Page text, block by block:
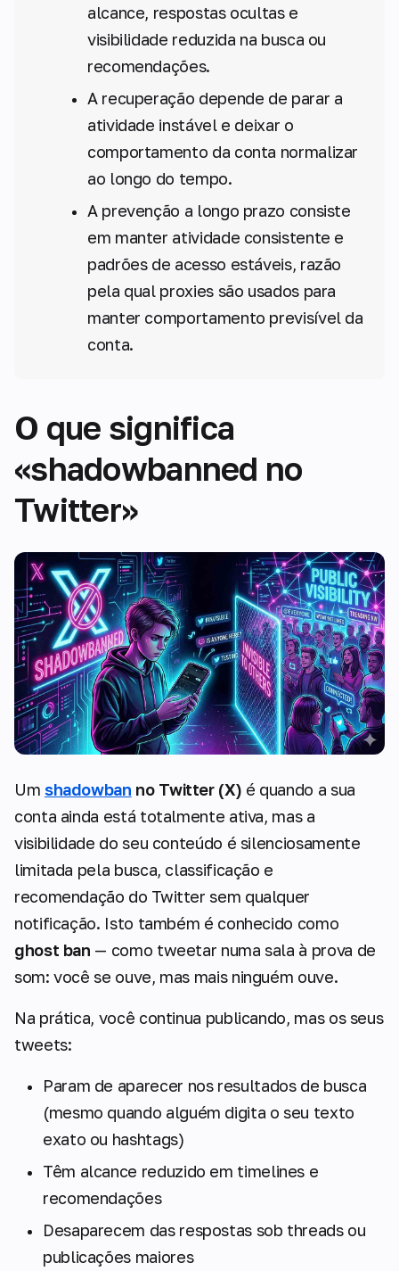
alcance, respostas ocultas e
visibilidade reduzida na busca ou
recomendações.
A recuperação depende de parar a
atividade instável e deixar o
comportamento da conta normalizar
ao longo do tempo.
A prevenção a longo prazo consiste
em manter atividade consistente e
padrões de acesso estáveis, razão
pela qual proxies são usados para
manter comportamento previsível da
conta.
O que significa
«shadowbanned no
Twitter»
Um shadowban no Twitter (X) é quando a sua
conta ainda está totalmente ativa, mas a
visibilidade do seu conteúdo é silenciosamente
limitada pela busca, classificação e
recomendação do Twitter sem qualquer
notificação. Isto também é conhecido como
ghost ban — como tweetar numa sala à prova de
som: você se ouve, mas mais ninguém ouve.
Na prática, você continua publicando, mas os seus
tweets:
Param de aparecer nos resultados de busca
(mesmo quando alguém digita o seu texto
exato ou hashtags)
Têm alcance reduzido em timelines e
recomendações
Desaparecem das respostas sob threads ou
publicações maiores